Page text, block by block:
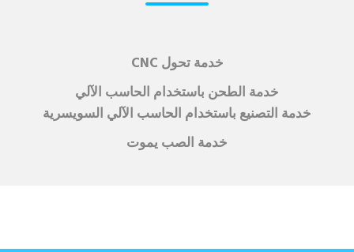
خدمة تحول CNC
خدمة الطحن باستخدام الحاسب الآلي
خدمة التصنيع باستخدام الحاسب الآلي السويسرية
خدمة الصب يموت